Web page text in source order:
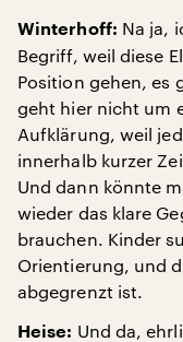
Winterhoff: Na ja,
Begriff, weil diese
Position gehen, es
geht hier nicht um
Aufklärung, weil
innerhalb kurzer
Und dann könnte
wieder das klare
brauchen. Kinder
Orientierung, und
abgegrenzt ist.
Heise: Und da,